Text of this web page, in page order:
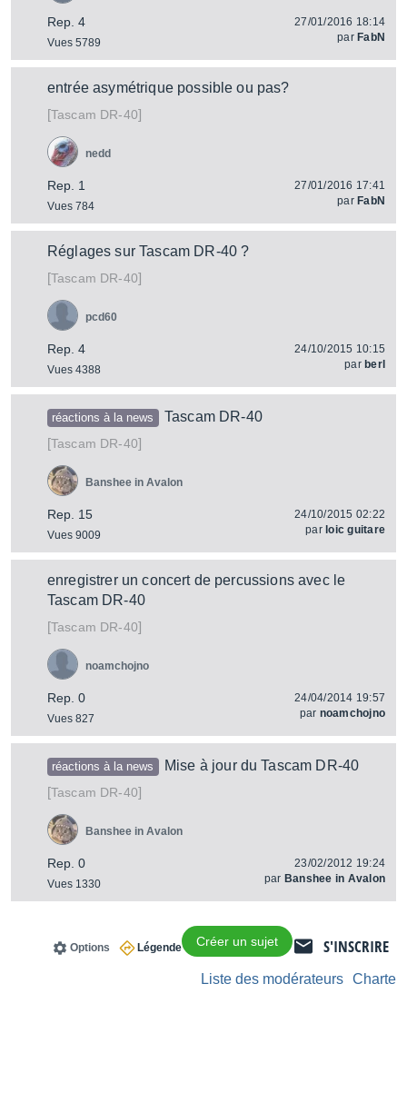
Rep. 4
Vues 5789
27/01/2016 18:14
par FabN
entrée asymétrique possible ou pas?
[Tascam DR-40]
Rep. 1
Vues 784
nedd
27/01/2016 17:41
par FabN
Réglages sur Tascam DR-40 ?
[Tascam DR-40]
Rep. 4
Vues 4388
pcd60
24/10/2015 10:15
par berl
réactions à la news
Tascam DR-40
[Tascam DR-40]
Rep. 15
Vues 9009
Banshee in Avalon
24/10/2015 02:22
par loic guitare
enregistrer un concert de percussions avec le
Tascam DR-40
[Tascam DR-40]
Rep. 0
Vues 827
noamchojno
24/04/2014 19:57
par noamchojno
réactions à la news
Mise à jour du Tascam DR-40
[Tascam DR-40]
Rep. 0
Vues 1330
Banshee in Avalon
23/02/2012 19:24
par Banshee in Avalon
S'INSCRIRE
Créer un sujet
Légende
Options
Charte
Liste des modérateurs